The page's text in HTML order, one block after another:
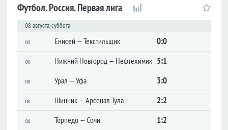
Футбол. Россия. Первая лига
08 августа, суббота
ок Енисей — Текстильщик 0:0
ок Нижний Новгород — Нефтехимик 5:1
ок Урал — Уфа 3:0
ок Шинник — Арсенал Тула 2:2
ок Торпедо — Сочи 1:2
Лига
конференций
Товарищеские
Либертадорес
Лига наций
Лига
Азии